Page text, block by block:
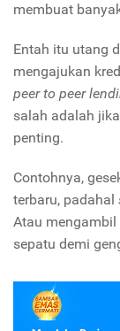
membuat
Entah itu utang
mengajukan
peer to peer
salah adalah
penting.
Contohnya,
terbaru, padahal
Atau
sepatu demi